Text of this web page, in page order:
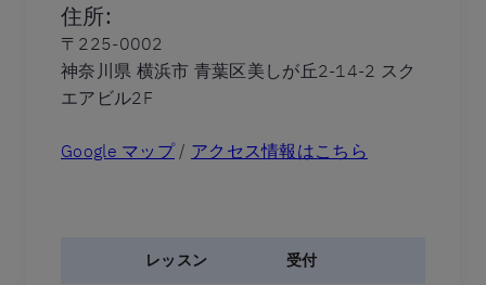
住所:
〒225-0002
神奈川県 横浜市 青葉区美しが丘2-14-2 スク
エアビル2F
Google マップ/ アクセス情報はこちら
レッスン 受付